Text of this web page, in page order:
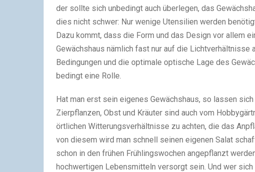
der sollte sich unbedingt auch überlegen, das
dies nicht schwer: Nur wenige Utensilien werden
Dazu kommt, dass die Form und das Design vor allem
Gewächshaus nämlich fast nur auf die Lichtverhältnisse
Bedingungen und die optimale optische Lage des
bedingt eine Rolle.
Hat man erst sein eigenes Gewächshaus, so lassen
Zierpflanzen, Obst und Kräuter sind auch vom
örtlichen Witterungsverhältnisse zu achten, die das
von diesem wird man schnell seinen eigenen Salat
schon in den frühen Frühlingswochen angepflanzt
hochwertigen Lebensmitteln versorgt sein. Und wer